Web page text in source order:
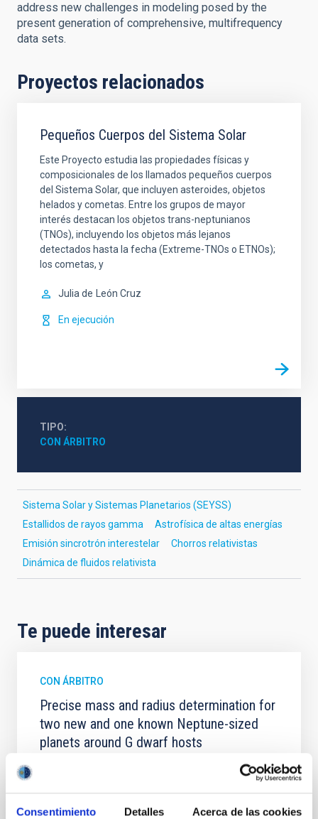
Consentimiento Detalles Acerca de las cookies
address new challenges in modeling posed by the
present generation of comprehensive, multifrequency
data sets.
Proyectos relacionados
Pequeños Cuerpos del Sistema Solar
Este Proyecto estudia las propiedades físicas y
composicionales de los llamados pequeños cuerpos
del Sistema Solar, que incluyen asteroides, objetos
helados y cometas. Entre los grupos de mayor
interés destacan los objetos trans-neptunianos
(TNOs), incluyendo los objetos más lejanos
detectados hasta la fecha (Extreme-TNOs o ETNOs);
los cometas, y
Julia de León Cruz
En ejecución
TIPO
CON ÁRBITRO
Sistema Solar y Sistemas Planetarios (SEYSS)
Estallidos de rayos gamma
Astrofísica de altas energías
Emisión sincrotrón interestelar
Chorros relativistas
Dinámica de fluidos relativista
Te puede interesar
CON ÁRBITRO
Precise mass and radius determination for
two new and one known Neptune-sized
planets around G dwarf hosts
As part of the KESPRINT collaboration, we present
exoplanets in the sub-Neptune to super-Neptune
regime, spanning key regions of the exo-Neptunian